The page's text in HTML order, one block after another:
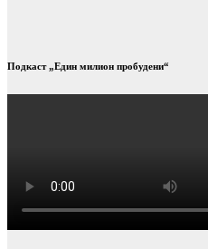
Подкаст „Един милион пробудени“